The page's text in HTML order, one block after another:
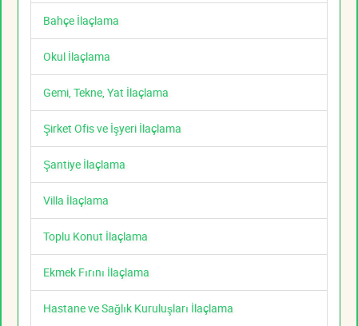
Bahçe İlaçlama
Okul İlaçlama
Gemi, Tekne, Yat İlaçlama
Şirket Ofis ve İşyeri İlaçlama
Şantiye İlaçlama
Villa İlaçlama
Toplu Konut İlaçlama
Ekmek Fırını İlaçlama
Hastane ve Sağlık Kuruluşları İlaçlama